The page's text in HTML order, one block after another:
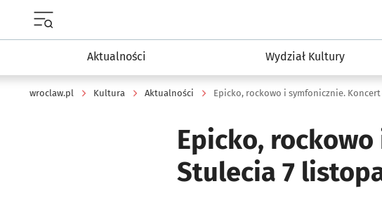
Aktualności Wydział Kultury
wroclaw.pl Kultura Aktualności Epicko, rockowo i symfonicznie.
Epicko,
Stulecia 7